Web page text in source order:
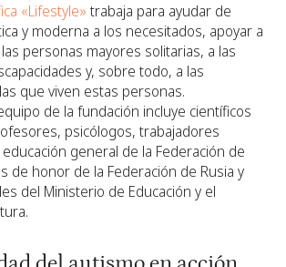
«Lifestyle» trabaja para ayudar de
y moderna a los necesitados, apoyar a
personas mayores solitarias, a las
y, sobre todo, a las
que viven estas personas.
de la fundación incluye científicos
psicólogos, trabajadores
general de la Federación de
de honor de la Federación de Rusia y
del Ministerio de Educación y el